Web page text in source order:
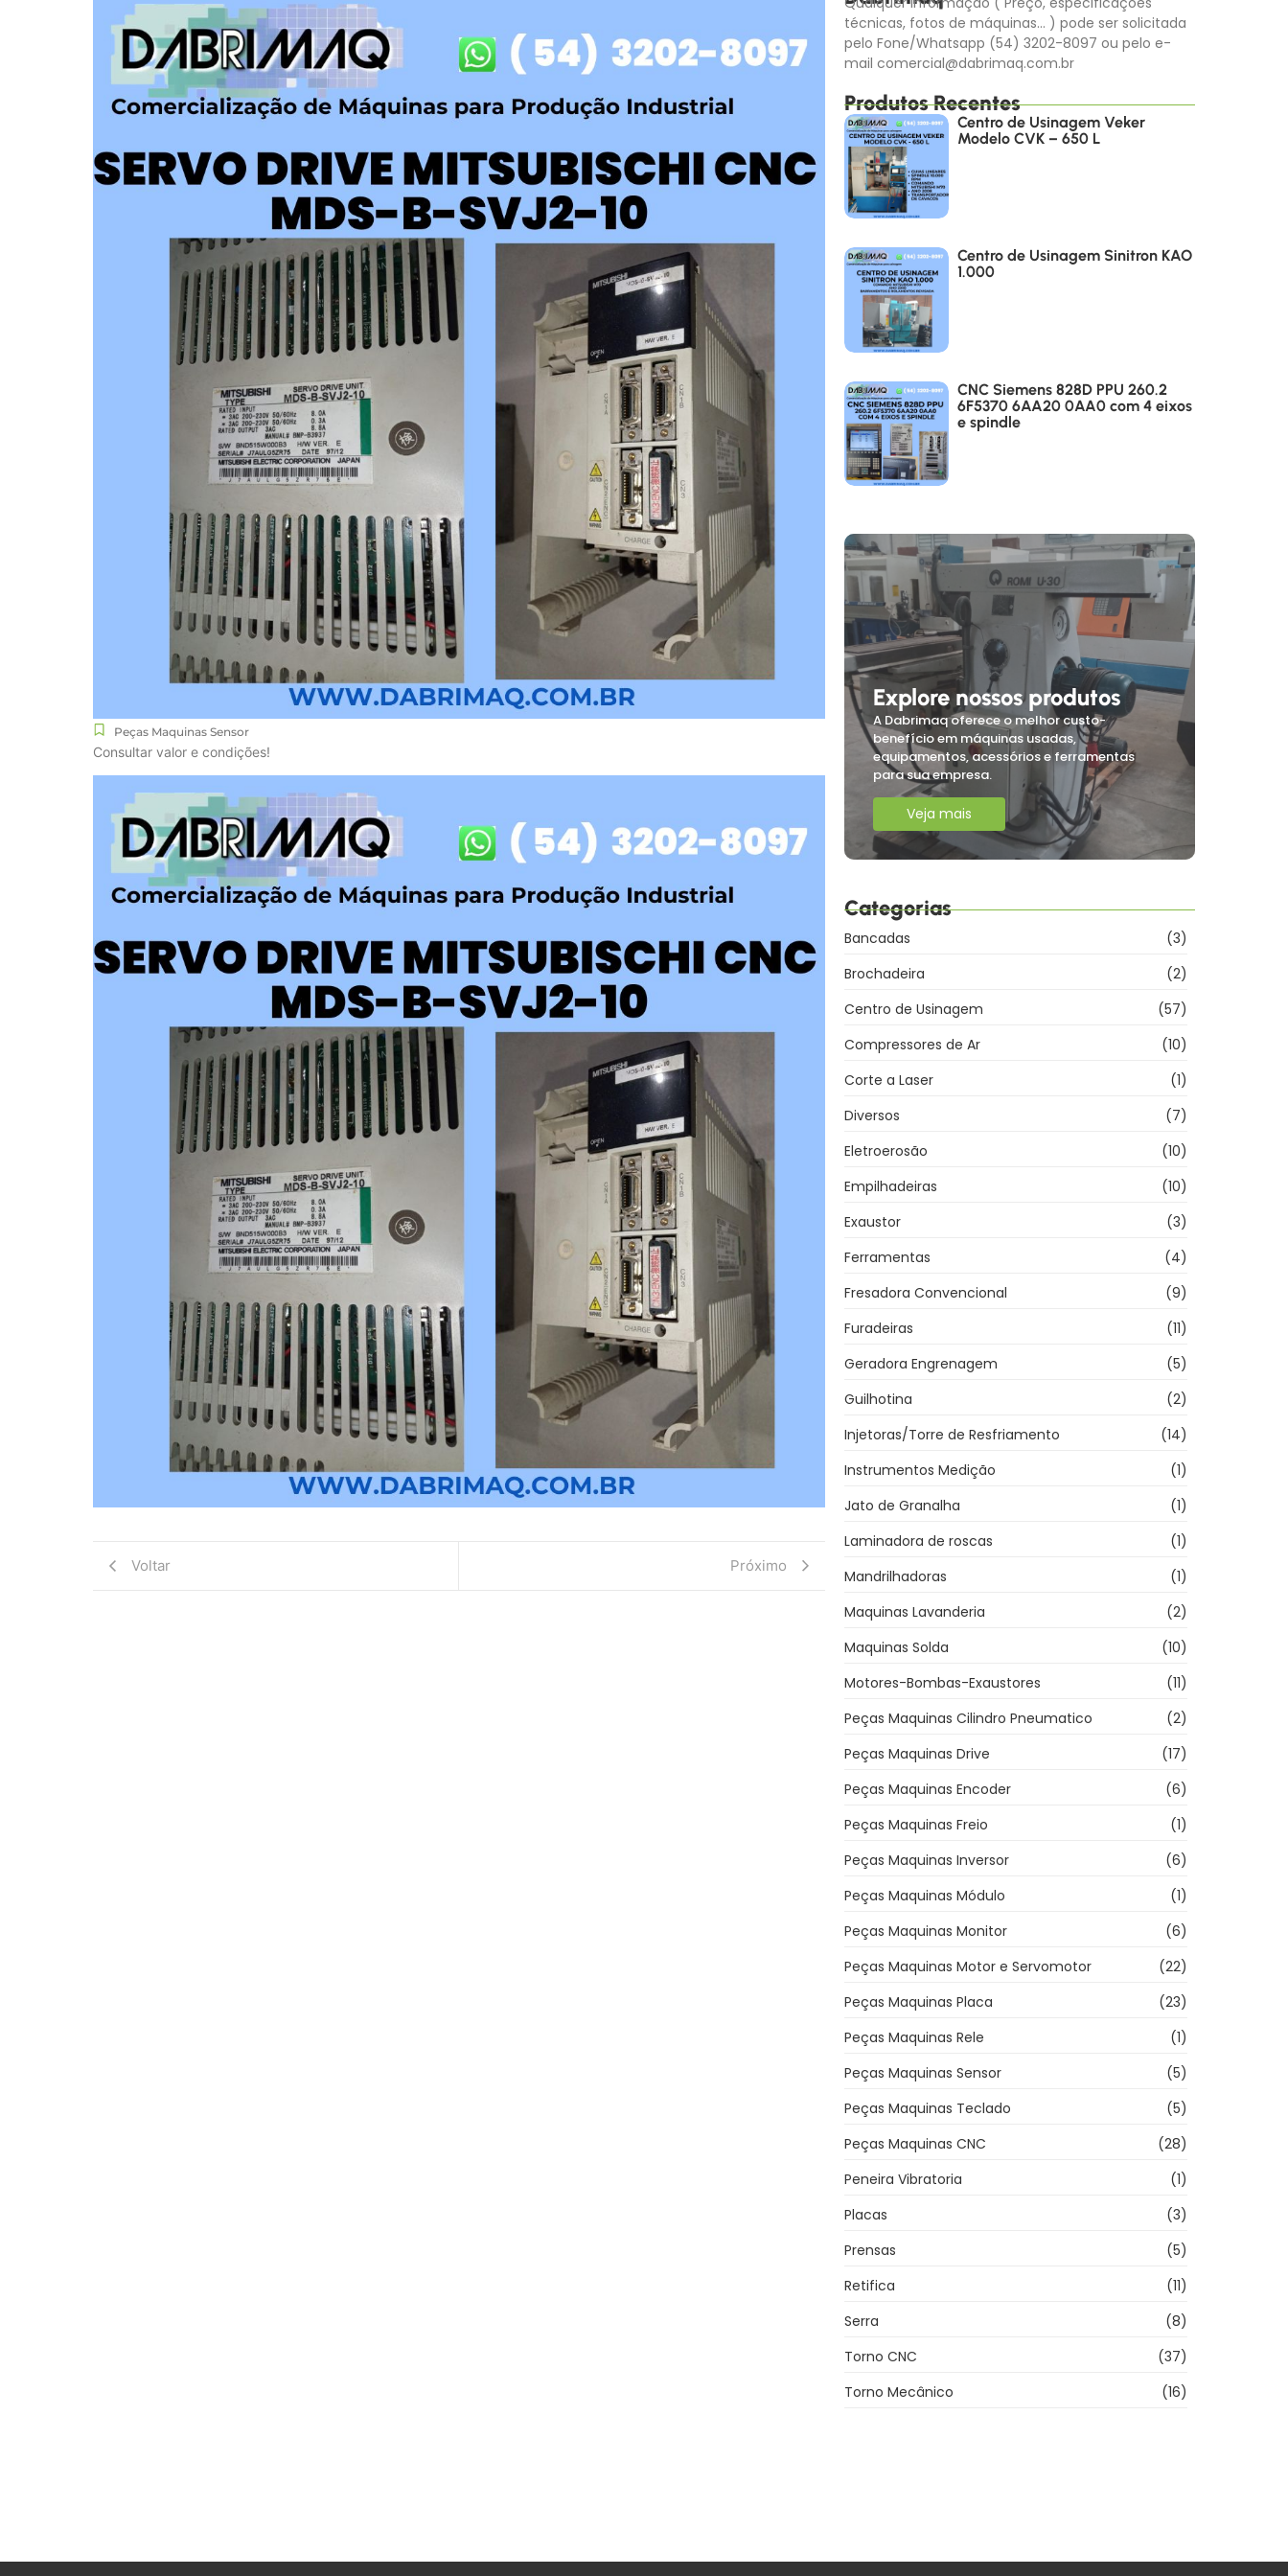
Peças Maquinas Sensor
Consultar valor e condições!
Voltar Próximo
técnicas, fotos de máquinas… ) pode ser solicitada
pelo Fone/Whatsapp (54) 3202-8097 ou pelo e-
mail comercial@dabrimaq.com.br
Produtos Recentes
Centro de Usinagem Veker
Modelo CVK – 650 L
Centro de Usinagem Sinitron KAO
1.000
CNC Siemens 828D PPU 260.2
6F5370 6AA20 0AA0 com 4 eixos
e spindle
Explore nossos produtos
A Dabrimaq oferece o melhor custo-
benefício em máquinas usadas,
equipamentos, acessórios e ferramentas
para sua empresa.
Veja mais
Categorias
Bancadas
(3)
Brochadeira
(2)
Centro de Usinagem
(57)
Compressores de Ar
(10)
Corte a Laser
(1)
Diversos
(7)
Eletroerosão
(10)
Empilhadeiras
(10)
Exaustor
(3)
Ferramentas
(4)
Fresadora Convencional
(9)
Furadeiras
(11)
Geradora Engrenagem
(5)
Guilhotina
(2)
Injetoras/Torre de Resfriamento
(14)
Instrumentos Medição
(1)
Jato de Granalha
(1)
Laminadora de roscas
(1)
Mandrilhadoras
(1)
Maquinas Lavanderia
(2)
Maquinas Solda
(10)
Motores-Bombas-Exaustores
(11)
Peças Maquinas Cilindro Pneumatico
(2)
Peças Maquinas Drive
(17)
Peças Maquinas Encoder
(6)
Peças Maquinas Freio
(1)
Peças Maquinas Inversor
(6)
Peças Maquinas Módulo
(1)
Peças Maquinas Monitor
(6)
Peças Maquinas Motor e Servomotor
(22)
Peças Maquinas Placa
(23)
Peças Maquinas Rele
(1)
Peças Maquinas Sensor
(5)
Peças Maquinas Teclado
(5)
Peças Maquinas CNC
(28)
Peneira Vibratoria
(1)
Placas
(3)
Prensas
(5)
Retifica
(11)
Serra
(8)
Torno CNC
(37)
Torno Mecânico
(16)